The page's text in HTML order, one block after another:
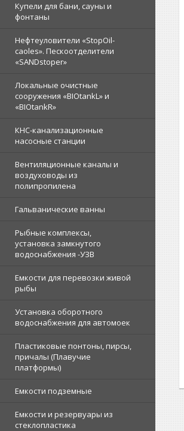
Купели для бани, сауны и
фонтаны
Нефтеуловители «StopOil-
caoles». Пескоотделители
«SANDstoper»
Локальные очистные
сооружения «BIOtankL» и
«BIOtankR»
КНС-канализационные
насосные станции
Вентиляционные каналы и
воздуховоды из
полипропилена
Гальванические ванны
Рыбные комплексы,
установка замкнутого
водоснабжения -УЗВ
Емкости для перевозки живой
рыбы
Установка оборотного
водоснабжения для автомоек
Пластиковые понтоны, пирсы,
причалы (Плавучие
платформы)
Емкости подземные
Емкости и резервуары из
стеклопластика